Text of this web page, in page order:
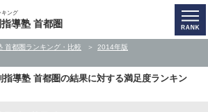
キング
導塾 首都圏
首都圏ランキング・比較
2014年版
指導塾 首都圏の結果に対する満足度ランキン